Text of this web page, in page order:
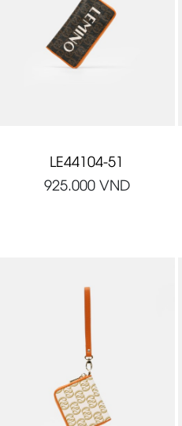
LE44104-51
925.000VND